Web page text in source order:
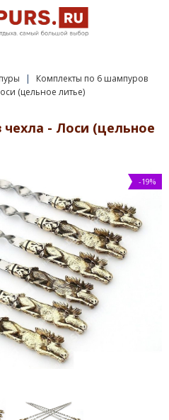
Комплекты по 6 шампуров
(цельное литье)
- Лоси (цельное
-19%